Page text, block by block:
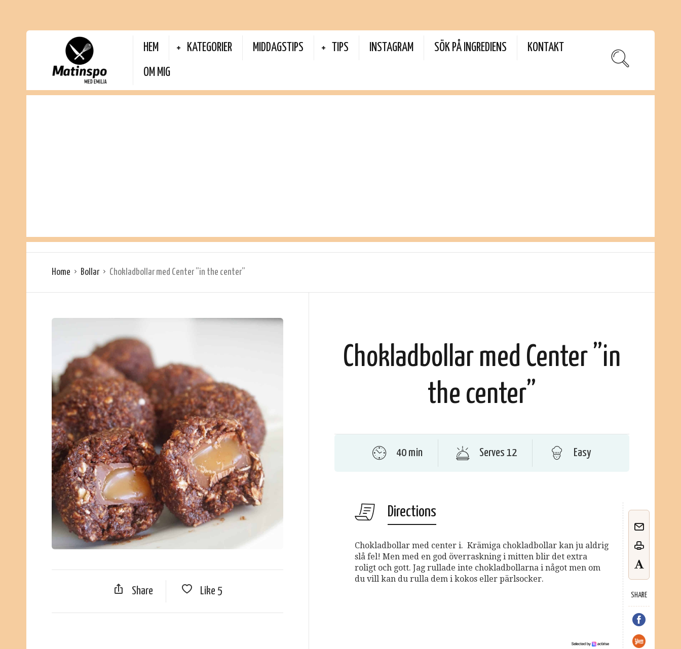
HEM KATEGORIER MIDDAGSTIPS TIPS INSTAGRAM SÖK PÅ INGREDIENS KONTAKT
OM MIG
Home Bollar Chokladbollar med Center ”in the center”
Share Like 5
Chokladbollar med Center ”in
the center”
40 min Serves 12 Easy
Directions
SHARE
Chokladbollar med center i. Krämiga chokladbollar kan ju aldrig
slå fel! Men med en god överraskning i mitten blir det extra
roligt och gott. Jag rullade inte chokladbollarna i något men om
du vill kan du rulla dem i kokos eller pärlsocker.